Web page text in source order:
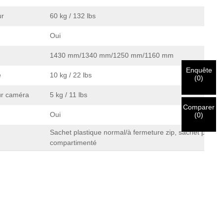
60 kg / 132 lbs
Oui
1430 mm/1340 mm/1250 mm/1160 mm
10 kg / 22 lbs
caméra 5 kg / 11 lbs
Oui
Sachet plastique normal/à fermeture zip, sachet
compartimenté
Enquête
(0)
Comparer
(0)